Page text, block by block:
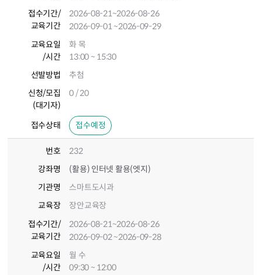
접수기간/
교육기간
2026-08-21~2026-08-26
2026-09-01~2026-09-29
교육요일
/시간
화 목
13:00 ~ 15:30
선발방법
추첨
신청/모집
(대기자)
0 / 20
접수상태 접수예정
번호
232
강좌명
(활용) 인터넷 활용(엣지)
기관명
스마트도시과
교육장
장안교육장
접수기간/
교육기간
2026-08-21~2026-08-26
2026-09-02~2026-09-28
교육요일
/시간
월 수
09:30 ~ 12:00